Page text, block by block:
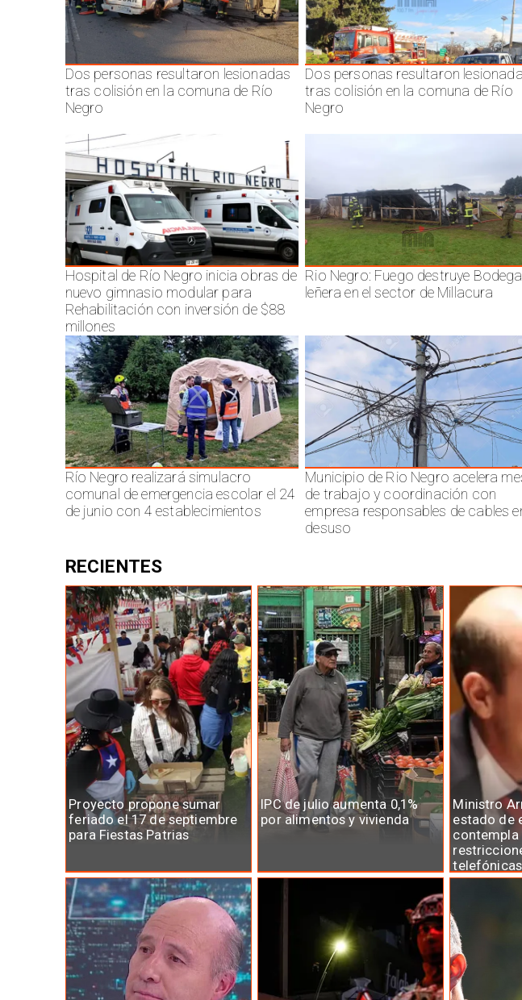
Dos personas resultaron lesionadas
tras colisión en la comuna de Río
Negro
Dos personas resultaron
tras colisión en la comuna de Río
Negro
Hospital de Río Negro inicia obras de
nuevo gimnasio modular para
Rehabilitación con inversión de $88
millones
Rio Negro: Fuego destruye
leñera en el sector de Millacura
Río Negro realizará simulacro
comunal de emergencia escolar el 24
de junio con 4 establecimientos
Municipio de Rio Negro acelera
de trabajo y coordinación con
empresa responsables de cables
desuso
Proyecto propone sumar
feriado el 17 de septiembre
para Fiestas Patrias
IPC de julio aumenta 0,1%
por alimentos y vivienda
Ministro
estado de
contempla
RECIENTES